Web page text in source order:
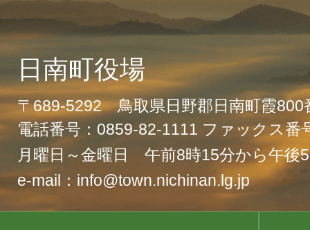
日南町役場
〒689-5292 鳥取県日野郡日南町霞800
電話番号：0859-82-1111 ファックス番
月曜日～金曜日 午前8時15分から午後
e-mail：info@town.nichinan.lg.jp